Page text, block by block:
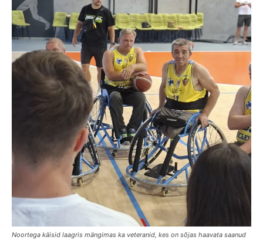
Noortega käisid laagris mängimas ka veteranid, kes on sõjas haavata saanud